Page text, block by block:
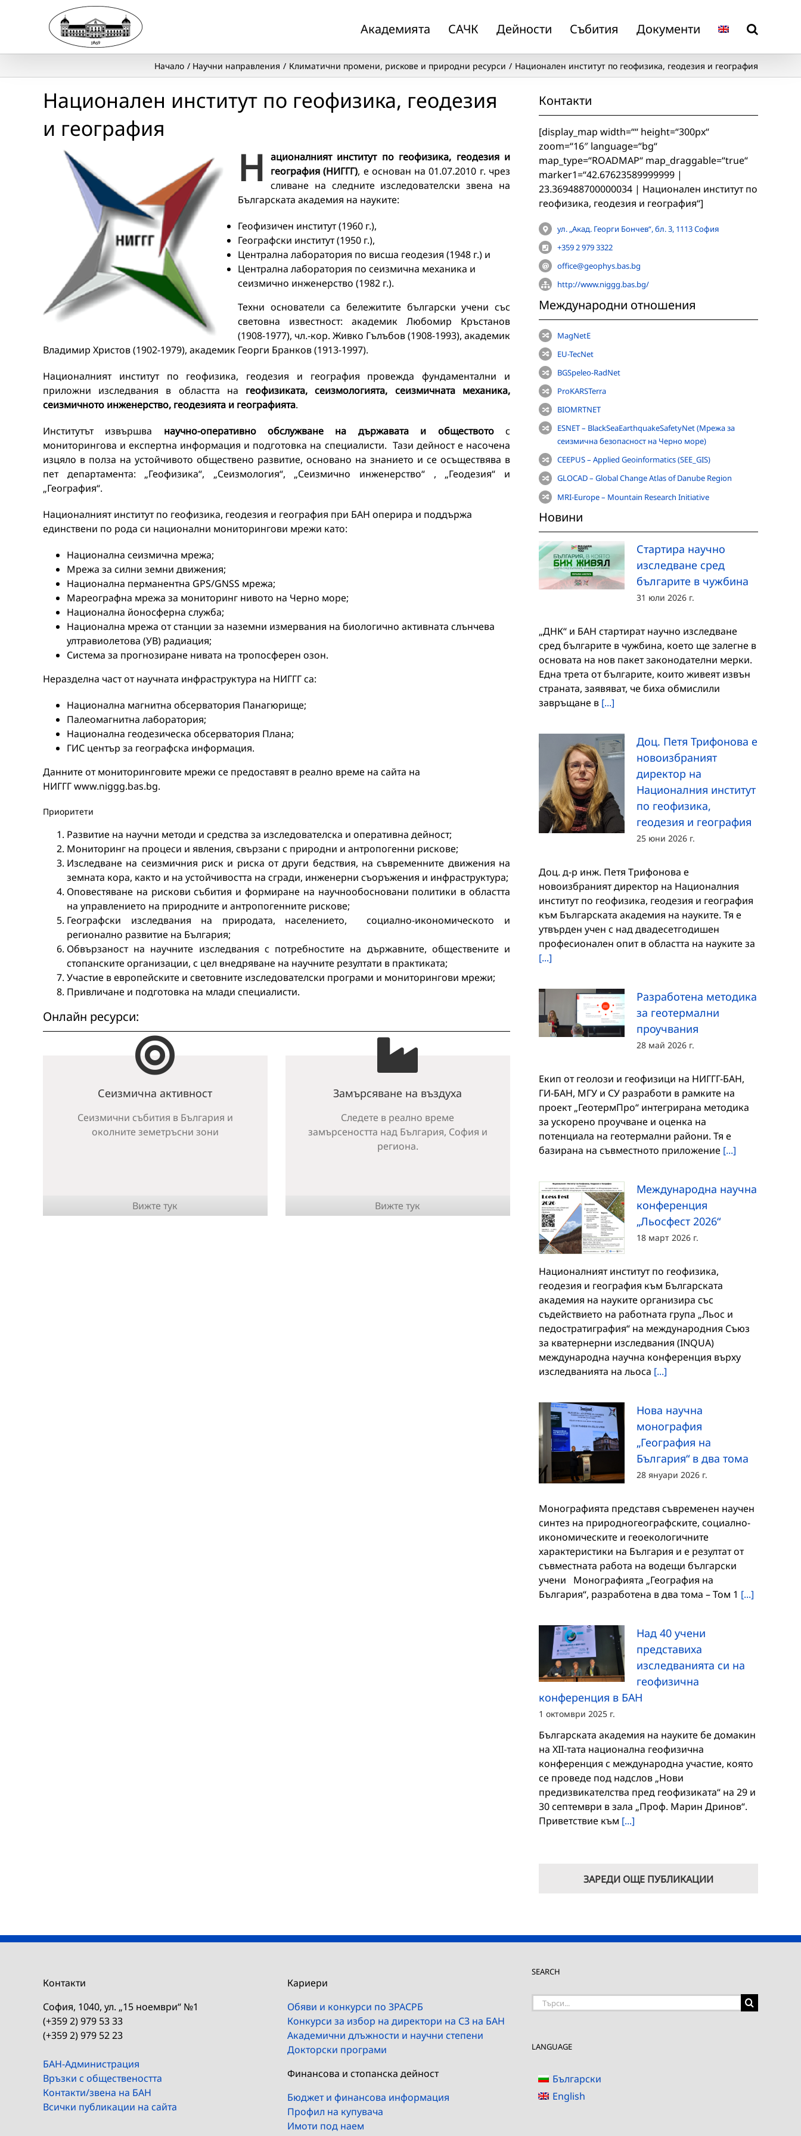
Академията САЧК Дейности Събития Документи
Начало Научни направления Климатични промени, рискове и природни ресурси Национален институт по геофизика, геодезия и география
Национален институт по геофизика, геодезия
и география
Н ационалният институт по геофизика, геодезия и
география (НИГГГ), е основан на 01.07.2010 г. чрез
сливане на следните изследователски звена на
Българската академия на науките:
Геофизичен институт (1960 г.),
Географски институт (1950 г.),
Централна лаборатория по висша геодезия (1948 г.) и
Централна лаборатория по сеизмична механика и
сеизмично инженерство (1982 г.).
Техни основатели са бележитите български учени със
световна известност: академик Любомир Кръстанов
(1908-1977), чл.-кор. Живко Гълъбов (1908-1993), академик
Владимир Христов (1902-1979), академик Георги Бранков (1913-1997).
Националният институт по геофизика, геодезия и география провежда фундаментални и
приложни изследвания в областта на геофизиката, сеизмологията, сеизмичната механика,
сеизмичното инженерство, геодезията и географията.
Институтът извършва научно-оперативно обслужване на държавата и обществотос
мониторингова и експертна информация и подготовка на специалисти. Тази дейност е насочена
изцяло в полза на устойчивото обществено развитие, основано на знанието и се осъществява в
пет департамента: „Геофизика“, „Сеизмология“, „Сеизмично инженерство“ , „Геодезия“ и
„География“.
Националният институт по геофизика, геодезия и география при БАН оперира и поддържа
единствени по рода си национални мониторингови мрежи като:
Национална сеизмична мрежа;
Мрежа за силни земни движения;
Национална перманентна GPS/GNSS мрежа;
Мареографна мрежа за мониторинг нивото на Черно море;
Национална йоносферна служба;
Национална мрежа от станции за наземни измервания на биологично активната слънчева
ултравиолетова (УВ) радиация;
Система за прогнозиране нивата на тропосферен озон.
Неразделна част от научната инфраструктура на НИГГГ са:
Национална магнитна обсерватория Панагюрище;
Палеомагнитна лаборатория;
Национална геодезическа обсерватория Плана;
ГИС център за географска информация.
Данните от мониторинговите мрежи се предоставят в реално време на сайта на
НИГГГ www.niggg.bas.bg.
Приоритети
Развитие на научни методи и средства за изследователска и оперативна дейност;
Мониторинг на процеси и явления, свързани с природни и антропогенни рискове;
Изследване на сеизмичния риск и риска от други бедствия, на съвременните движения на
земната кора, както и на устойчивостта на сгради, инженерни съоръжения и инфраструктура;
Оповестяване на рискови събития и формиране на научнообосновани политики в областта
на управлението на природните и антропогенните рискове;
Географски изследвания на природата, населението, социално-икономическото и
регионално развитие на България;
Обвързаност на научните изследвания с потребностите на държавните, обществените и
стопанските организации, с цел внедряване на научните резултати в практиката;
Участие в европейските и световните изследователски програми и мониторингови мрежи;
Привличане и подготовка на млади специалисти.
Онлайн ресурси:
Сеизмична активност
Сеизмични събития в България и
околните земетръсни зони
Вижте тук
Замърсяване на въздуха
Следете в реално време
замърсеността над България, София и
региона.
Вижте тук
Контакти
[display_map width=““ height=“300px“
zoom=“16″ language=“bg“
map_type=“ROADMAP“ map_draggable=“true“
marker1=“42.67623589999999 |
23.369488700000034 | Национален институт по
геофизика, геодезия и география“]
ул. „Акад. Георги Бончев“, бл. 3, 1113 София
+359 2 979 3322
office@geophys.bas.bg
http://www.niggg.bas.bg/
Международни отношения
MagNetE
EU-TecNet
BGSpeleo-RadNet
ProKARSTerra
BIOMRTNET
ESNET – BlackSeaEarthquakeSafetyNet (Мрежа за
сеизмична безопасност на Черно море)
CEEPUS – Applied Geoinformatics (SEE_GIS)
GLOCAD – Global Change Atlas of Danube Region
MRI-Europe – Mountain Research Initiative
Новини
Стартира научно
изследване сред
българите в чужбина
31 юли 2026 г.
„ДНК“ и БАН стартират научно изследване
сред българите в чужбина, което ще залегне в
основата на нов пакет законодателни мерки.
Една трета от българите, които живеят извън
страната, заявяват, че биха обмислили
завръщане в[...]
Доц. Петя Трифонова е
новоизбраният
директор на
Националния институт
по геофизика,
геодезия и география
25 юни 2026 г.
Доц. д-р инж. Петя Трифонова е
новоизбраният директор на Националния
институт по геофизика, геодезия и география
към Българската академия на науките. Тя е
утвърден учен с над двадесетгодишен
професионален опит в областта на науките за
[...]
Разработена методика
за геотермални
проучвания
28 май 2026 г.
Екип от геолози и геофизици на НИГГГ-БАН,
ГИ-БАН, МГУ и СУ разработи в рамките на
проект „ГеотермПро“ интегрирана методика
за ускорено проучване и оценка на
потенциала на геотермални райони. Тя е
базирана на съвместното приложение [...]
Международна научна
конференция
„Льосфест 2026“
18 март 2026 г.
Националният институт по геофизика,
геодезия и география към Българската
академия на науките организира със
съдействието на работната група „Льос и
педостратиграфия“ на международния Съюз
за кватернерни изследвания (INQUA)
международна научна конференция върху
изследванията на льоса [...]
Нова научна
монография
„География на
България“ в два тома
28 януари 2026 г.
Монографията представя съвременен научен
синтез на природногеографските, социално-
икономическите и геоекологичните
характеристики на България и е резултат от
съвместната работа на водещи български
учени Монографията „География на
България“, разработена в два тома – Том 1 [...]
Над 40 учени
представиха
изследванията си на
геофизична
конференция в БАН
1 октомври 2025 г.
Българската академия на науките бе домакин
на XII-тата национална геофизична
конференция с международна участие, която
се проведе под надслов „Нови
предизвикателства пред геофизиката“ на 29 и
30 септември в зала „Проф. Марин Дринов“.
Приветствие към [...]
ЗАРЕДИ ОЩЕ ПУБЛИКАЦИИ
Контакти
София, 1040, ул. „15 ноември“ №1
(+359 2) 979 53 33
(+359 2) 979 52 23
БАН-Администрация
Връзки с обществеността
Контакти/звена на БАН
Всички публикации на сайта
Кариери
Обяви и конкурси по ЗРАСРБ
Конкурси за избор на директори на СЗ на БАН
Академични длъжности и научни степени
Докторски програми
Финансова и стопанска дейност
Бюджет и финансова информация
Профил на купувача
Имоти под наем
SEARCH
Търсене
LANGUAGE
Български
English